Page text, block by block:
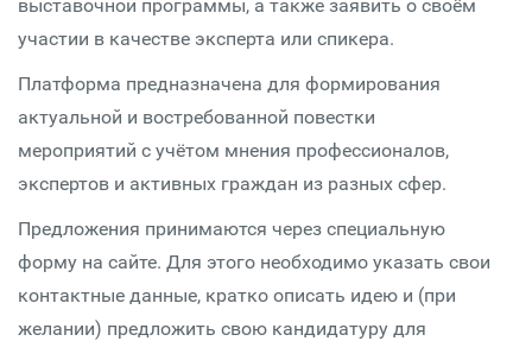
выставочной программы, а также заявить о своём
участии в качестве эксперта или спикера.
Платформа предназначена для формирования
актуальной и востребованной повестки
мероприятий с учётом мнения профессионалов,
экспертов и активных граждан из разных сфер.
Предложения принимаются через специальную
форму на сайте. Для этого необходимо указать свои
контактные данные, кратко описать идею и (при
желании) предложить свою кандидатуру для